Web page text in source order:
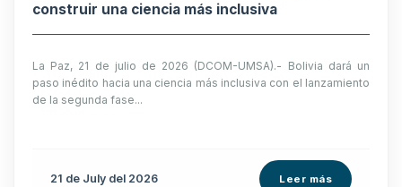
construir una ciencia más inclusiva
La Paz, 21 de julio de 2026 (DCOM-UMSA).- Bolivia dará un
paso inédito hacia una ciencia más inclusiva con el lanzamiento
de la segunda fase...
21 de July del 2026 Leer más